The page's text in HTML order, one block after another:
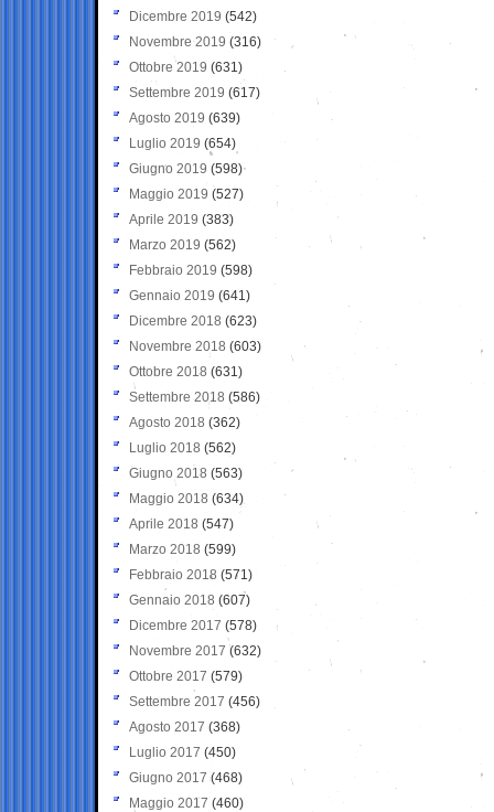
Dicembre 2019 (542)
Novembre 2019 (316)
Ottobre 2019 (631)
Settembre 2019 (617)
Agosto 2019 (639)
Luglio 2019 (654)
Giugno 2019 (598)
Maggio 2019 (527)
Aprile 2019 (383)
Marzo 2019 (562)
Febbraio 2019 (598)
Gennaio 2019 (641)
Dicembre 2018 (623)
Novembre 2018 (603)
Ottobre 2018 (631)
Settembre 2018 (586)
Agosto 2018 (362)
Luglio 2018 (562)
Giugno 2018 (563)
Maggio 2018 (634)
Aprile 2018 (547)
Marzo 2018 (599)
Febbraio 2018 (571)
Gennaio 2018 (607)
Dicembre 2017 (578)
Novembre 2017 (632)
Ottobre 2017 (579)
Settembre 2017 (456)
Agosto 2017 (368)
Luglio 2017 (450)
Giugno 2017 (468)
Maggio 2017 (460)